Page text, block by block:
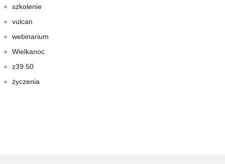
szkolenie
vulcan
webinarium
Wielkanoc
z39.50
życzenia